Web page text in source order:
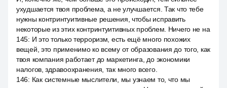
ухудшается твоя проблема, а не улучшается. Так что тебе
нужны контринтуитивные решения, чтобы исправить
некоторые из этих контринтуитивных проблем. Ничего не на
145: И это только терроризм, есть ещё много похожих
вещей, это применимо ко всему от образования до того, как
твоя компания работает до маркетинга, до экономики
налогов, здравоохранения, так много всего.
146: Как системные мыслители, мы узнаем то, что мы